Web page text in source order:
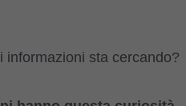
informazioni sta cercando?